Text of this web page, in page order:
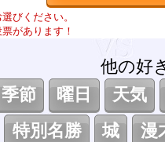
びください。
があります！
他の好
季節 曜日
天気
特別名勝 城
漫